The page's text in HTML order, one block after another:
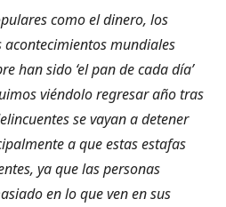
como el dinero, los
acontecimientos mundiales
han sido ‘el pan de cada día’
viéndolo regresar año tras
se vayan a detener
a que estas estafas
ya que las personas
en lo que ven en sus